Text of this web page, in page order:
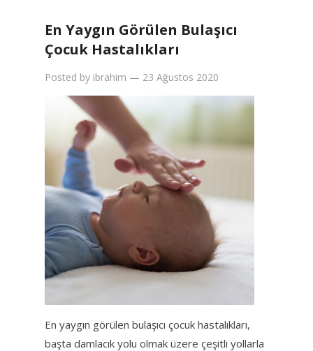
En Yaygın Görülen Bulaşıcı
Çocuk Hastalıkları
Posted by ibrahim — 23 Ağustos 2020
En yaygın görülen bulaşıcı çocuk hastalıkları,
başta damlacık yolu olmak üzere çeşitli yollarla